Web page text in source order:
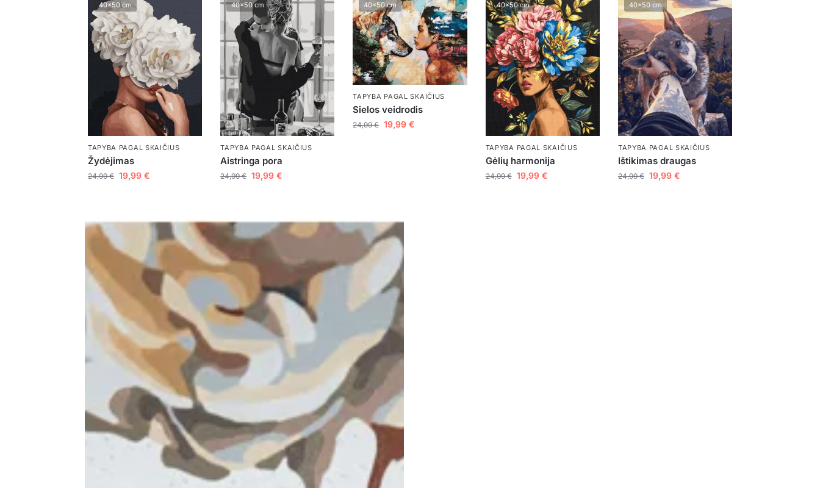
40x50 cm
TAPYBA PAGAL SKAIČIUS
Žydėjimas
24,99€ 19,99 €
40x50 cm
TAPYBA PAGAL SKAIČIUS
Aistringa pora
24,99€ 19,99€
40x50 cm
TAPYBA PAGAL SKAIČIUS
Sielos veidrodis
24,99€ 19,99€
40x50 cm
TAPYBA PAGAL SKAIČIUS
Gėlių harmonija
24,99€ 19,99 €
40x50 cm
TAPYBA PAGAL SKAIČIUS
Ištikimas draugas
24,99€ 19,99 €